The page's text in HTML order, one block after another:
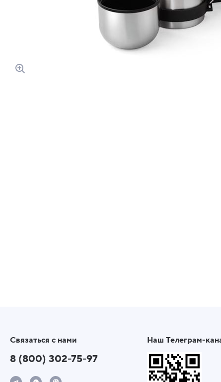
Связаться с нами
8 (800) 302-75-97
Наш Телеграм-